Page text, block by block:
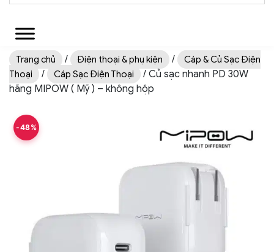
Trang chủ / Điện thoại & phụ kiện /
Cáp & Củ Sạc Điện
Thoại
/ Cáp Sạc Điện Thoại
/ Củ sạc nhanh PD 30W
hãng MIPOW ( Mỹ ) – không hộp
-48%